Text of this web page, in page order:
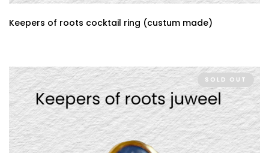
Keepers of roots cocktail ring (custum made)
SOLD OUT